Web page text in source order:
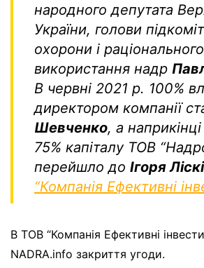
народного депутата
України, голови
охорони і раціонального
використання надр
В червні 2021 р. 100%
директором компанії
Шевченко, а
75% капіталу ТОВ
перейшло до Ігоря Ліскі
“Компанія Ефективні
В ТОВ “Компанія Ефективні
NADRA.info закриття угоди.